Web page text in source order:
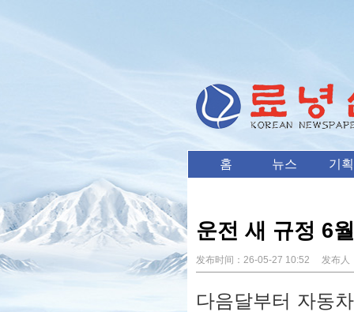
홈 뉴스 기획
운전 새 규정 6
发布时间： 26-05-27 10:52 发布人
다음달부터 자동